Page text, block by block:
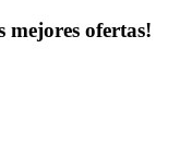
mejores ofertas!